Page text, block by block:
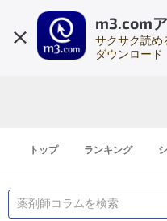
m3.com
サクサク読め
ダウンロード
トップ ランキング